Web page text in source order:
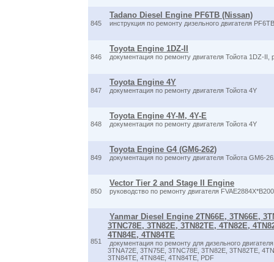
845
Tadano Diesel Engine PF6TB (Nissan)
инструкция по ремонту дизельного двигателя PF6TB
846
Toyota Engine 1DZ-II
документация по ремонту двигателя Тойота 1DZ-II,
847
Toyota Engine 4Y
документация по ремонту двигателя Тойота 4Y
848
Toyota Engine 4Y-M, 4Y-E
документация по ремонту двигателя Тойота 4Y
849
Toyota Engine G4 (GM6-262)
документация по ремонту двигателя Тойота GM6-
850
Vector Tier 2 and Stage II Engine
руководство по ремонту двигателя
851
Yanmar Diesel Engine 2TN66E, 3TN66E,
3TNC78E, 3TN82E, 3TN82TE, 4TN82E,
4TN84E, 4TN84TE
документация по ремонту для дизельного
3TNA72E, 3TN75E, 3TNC78E, 3TN82E, 3TN82TE,
3TN84TE, 4TN84E, 4TN84TE, PDF